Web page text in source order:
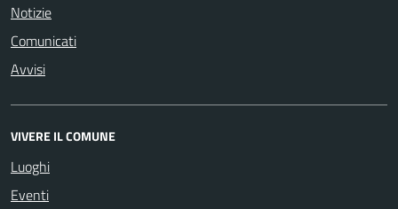
Notizie
Comunicati
Avvisi
VIVERE IL COMUNE
Luoghi
Eventi